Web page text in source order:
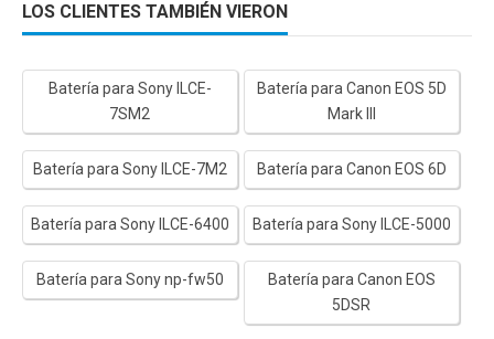
LOS CLIENTES TAMBIÉN VIERON
Batería para Sony ILCE-
7SM2
Batería para Canon EOS 5D
Mark III
Batería para Sony ILCE-7M2 Batería para Canon EOS 6D
Batería para Sony ILCE-6400 Batería para Sony ILCE-5000
Batería para Sony np-fw50
Batería para Canon EOS
5DSR